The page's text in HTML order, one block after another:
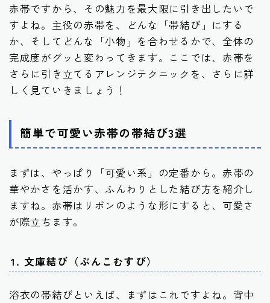
赤帯ですから、その魅力を最大限に引き出したいで
すよね。主役の赤帯を、どんな「帯結び」にする
か、そしてどんな「小物」を合わせるかで、全体の
完成度がグッと変わってきます。ここでは、赤帯を
さらに引き立てるアレンジテクニックを、さらに詳
しく見ていきましょう！
簡単で可愛い赤帯の帯結び3選
まずは、やっぱり「可愛い系」の定番から。赤帯の
華やかさを活かす、ふんわりとした結び方を紹介し
ますね。赤帯はリボンのような形にすると、可愛さ
が際立ちます。
1. 文庫結び（ぶんこむすび）
浴衣の帯結びといえば、まずはこれですよね。背中